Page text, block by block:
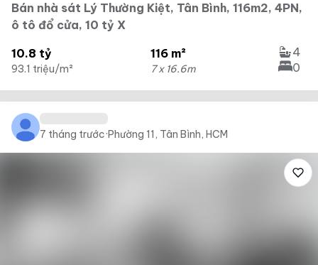
Bán nhà sát Lý Thường Kiệt, Tân Bình, 116m2, 4PN,
ô tô đổ cửa, 10 tỷ X
10.8 tỷ
93.1 triệu/m²
116 m²
7 x 16.6m
4
0
7 tháng trước·Phường 11, Tân Bình, HCM